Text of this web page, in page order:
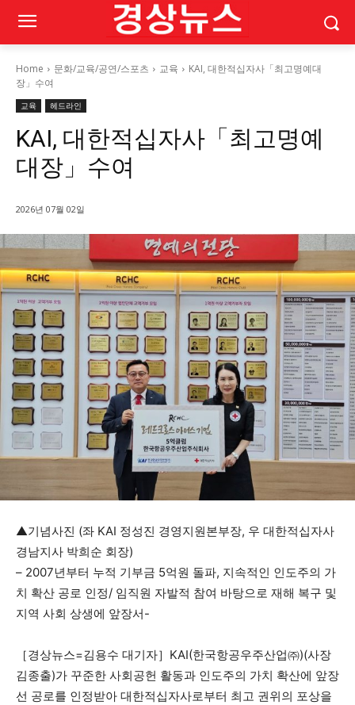
Home 문화/교육/공연/스포츠 교육
KAI, 대한적십자사「최고명예대
장」수여
교육 헤드라인
KAI, 대한적십자사「최고명예
대장」수여
2026년 07월 02일
▲기념사진 (좌 KAI 정성진 경영지원본부장, 우 대한적십자사
경남지사 박희순 회장)
– 2007년부터 누적 기부금 5억원 돌파, 지속적인 인도주의 가
치 확산 공로 인정/ 임직원 자발적 참여 바탕으로 재해 복구 및
지역 사회 상생에 앞장서-
［경상뉴스=김용수 대기자］KAI(한국항공우주산업㈜)(사장
김종출)가 꾸준한 사회공헌 활동과 인도주의 가치 확산에 앞장
선 공로를 인정받아 대한적십자사로부터 최고 권위의 포상을